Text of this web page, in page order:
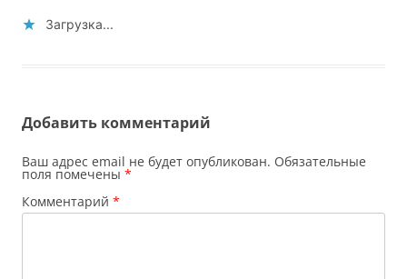
Загрузка...
Добавить комментарий
Ваш адрес email не будет опубликован. Обязательные
поля помечены *
Комментарий *